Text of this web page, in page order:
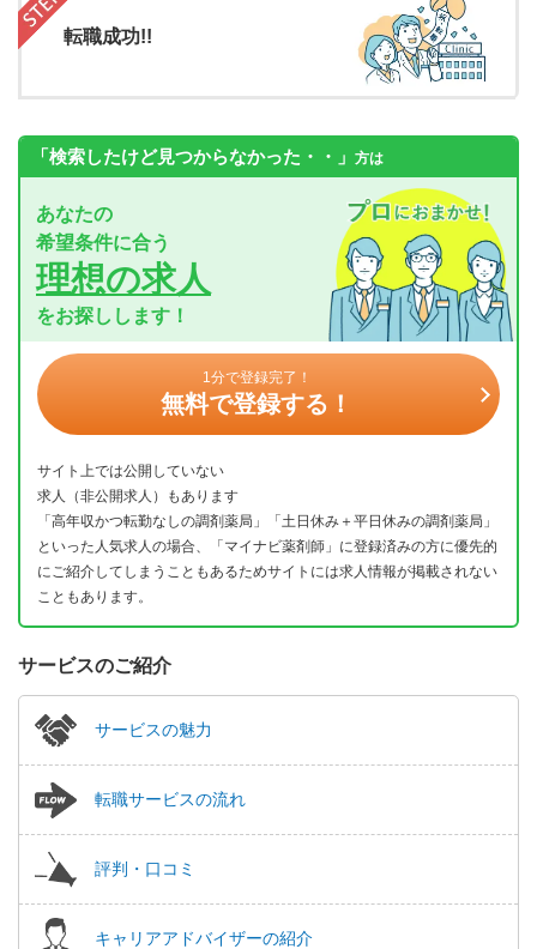
転職成功!!
「検索したけど見つからなかった・・」 方は
あなたの
希望条件に合う
理想の求人
をお探しします！
1分で登録完了！
無料で登録する！
サイト上では公開していない
求人（非公開求人）もあります
「高年収かつ転勤なしの調剤薬局」「土日休み＋平日休みの調剤薬局」
といった人気求人の場合、「マイナビ薬剤師」に登録済みの方に優先的
にご紹介してしまうこともあるためサイトには求人情報が掲載されない
こともあります。
サービスのご紹介
サービスの魅力
転職サービスの流れ
評判・口コミ
キャリアアドバイザーの紹介